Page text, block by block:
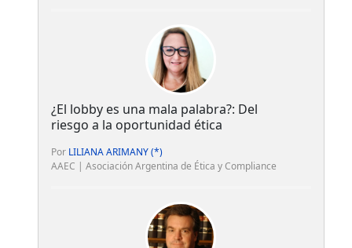
¿El lobby es una mala palabra?: Del
riesgo a la oportunidad ética
Por LILIANA ARIMANY (*)
AAEC | Asociación Argentina de Ética y Compliance